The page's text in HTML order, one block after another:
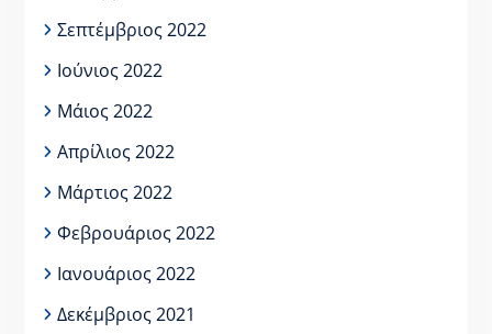
Σεπτέμβριος 2022
Ιούνιος 2022
Μάιος 2022
Απρίλιος 2022
Μάρτιος 2022
Φεβρουάριος 2022
Ιανουάριος 2022
Δεκέμβριος 2021